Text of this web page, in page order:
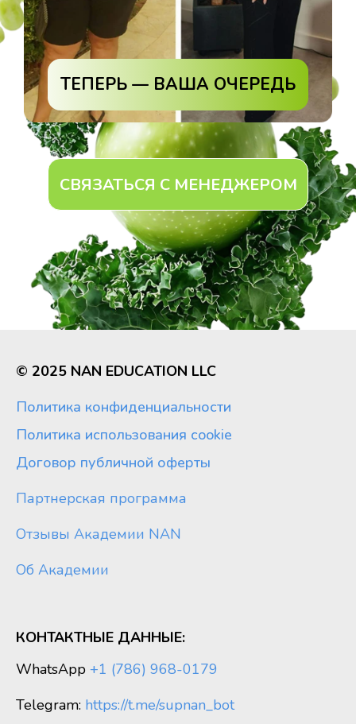
ТЕПЕРЬ — ВАША ОЧЕРЕДЬ
СВЯЗАТЬСЯ С МЕНЕДЖЕРОМ
© 2025 NAN EDUCATION LLC
Политика конфиденциальности
Политика использования cookie
Договор публичной оферты
Партнерская программа
Отзывы Академии NAN
Об Академии
КОНТАКТНЫЕ ДАННЫЕ:
WhatsApp +1 (786) 968-0179
Telegram: https://t.me/supnan_bot